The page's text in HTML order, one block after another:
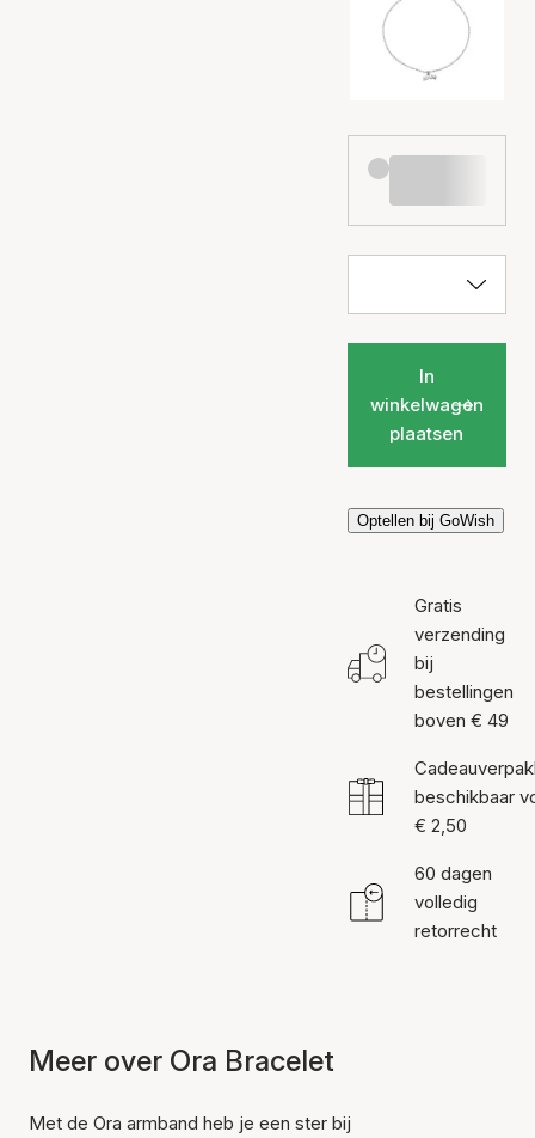
In
winkelwagen
plaatsen
Optellen bij GoWish
Gratis
verzending
bij
bestellingen
boven € 49
beschikbaar
€ 2,50
60 dagen
volledig
retorrecht
Meer over Ora Bracelet
Met de Ora armband heb je een ster bij